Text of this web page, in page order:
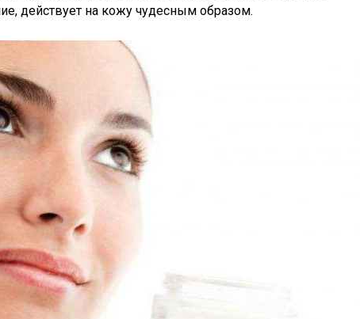
действует на кожу чудесным образом.